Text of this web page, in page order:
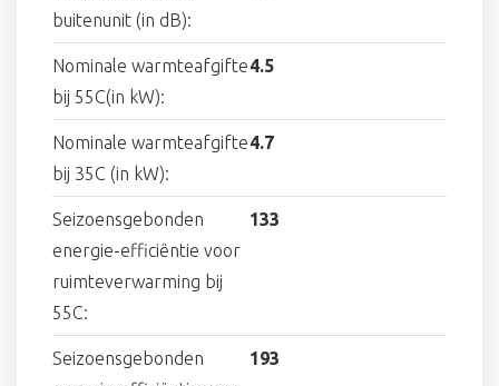
buitenunit (in dB):
Nominale warmteafgifte
bij 55C(in kW):
4.5
Nominale warmteafgifte
bij 35C (in kW):
4.7
Seizoensgebonden
energie-efficiëntie voor
ruimteverwarming bij
55C:
133
Seizoensgebonden
193